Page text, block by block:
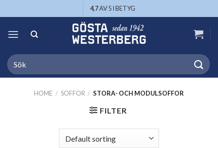
to
content
4,7AV 5 I BETYG
Search
for:
HOME / SOFFOR / STORA- OCH MODULSOFFOR
FILTER